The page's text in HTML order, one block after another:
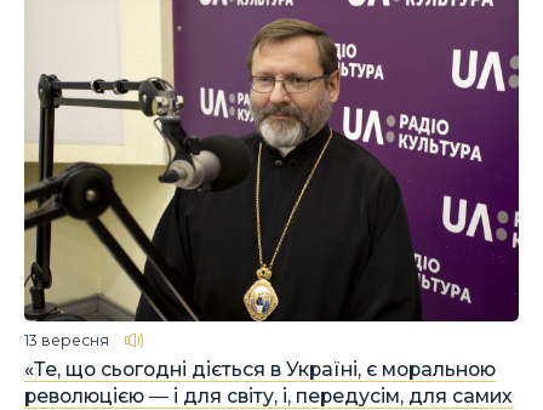
«Те, що сьогодні діється в Україні, є моральною
революцією ― і для світу, і, передусім, для самих
13 вересня